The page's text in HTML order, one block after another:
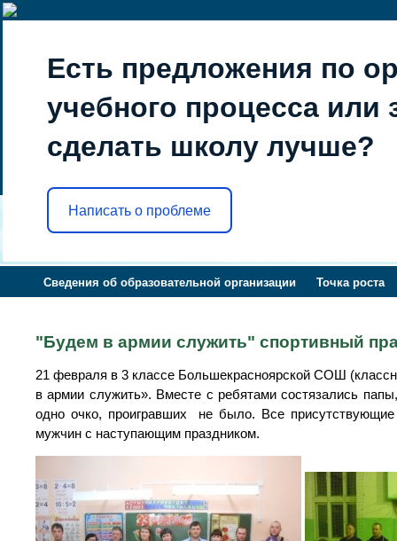
Есть предложения по
учебного процесса или
сделать школу лучше?
Написать о проблеме
Сведения об образовательной организации Точка роста
"Будем в армии служить" спортивный
21 февраля в 3 классе Большекрасноярской СОШ
в армии служить». Вместе с ребятами состязались
одно очко, проигравших не было. Все
мужчин с наступающим праздником.